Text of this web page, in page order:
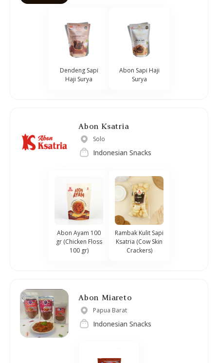
Dendeng Sapi
Haji Surya
Abon Sapi Haji
Surya
Abon Ksatria
Solo
Indonesian Snacks
Abon Ayam 100
gr (Chicken Floss
100 gr)
Rambak Kulit Sapi
Ksatria (Cow Skin
Crackers)
Abon Miareto
Papua Barat
Indonesian Snacks